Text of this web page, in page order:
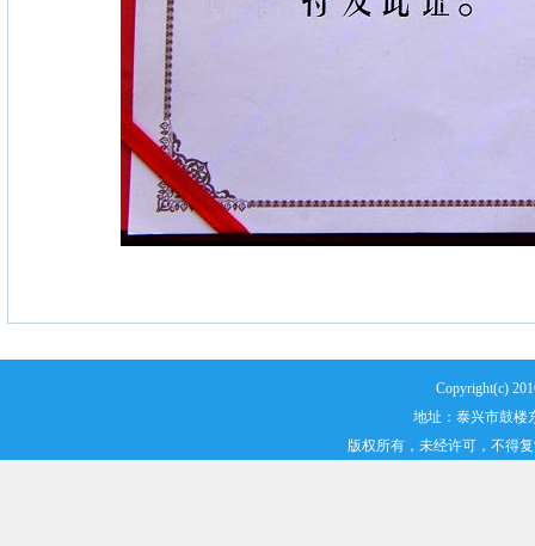
Copyright(c)
地址：泰兴市鼓楼
版权所有，未经许可，不得